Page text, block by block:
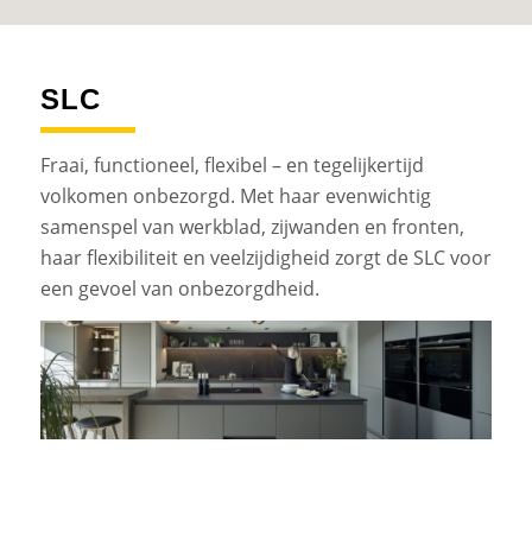
SLC
Fraai, functioneel, flexibel – en tegelijkertijd
volkomen onbezorgd. Met haar evenwichtig
samenspel van werkblad, zijwanden en fronten,
haar flexibiliteit en veelzijdigheid zorgt de SLC voor
een gevoel van onbezorgdheid.